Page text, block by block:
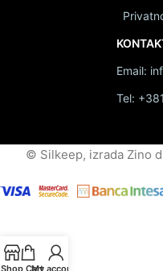
Email:
Tel:
© Silkeep, izrada Zino
Shop Cart
My account